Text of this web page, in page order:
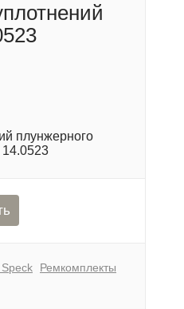
плунжерного
14.0523
Ремкомплекты